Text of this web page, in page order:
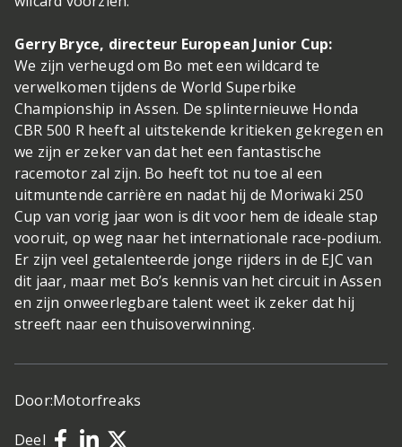
Gerry Bryce, directeur European Junior Cup:
We zijn verheugd om Bo met een wildcard te
verwelkomen tijdens de World Superbike
Championship in Assen. De splinternieuwe Honda
CBR 500 R heeft al uitstekende kritieken gekregen en
we zijn er zeker van dat het een fantastische
racemotor zal zijn. Bo heeft tot nu toe al een
uitmuntende carrière en nadat hij de Moriwaki 250
Cup van vorig jaar won is dit voor hem de ideale stap
vooruit, op weg naar het internationale race-podium.
Er zijn veel getalenteerde jonge rijders in de EJC van
dit jaar, maar met Bo’s kennis van het circuit in Assen
en zijn onweerlegbare talent weet ik zeker dat hij
streeft naar een thuisoverwinning.
Door:Motorfreaks
Deel